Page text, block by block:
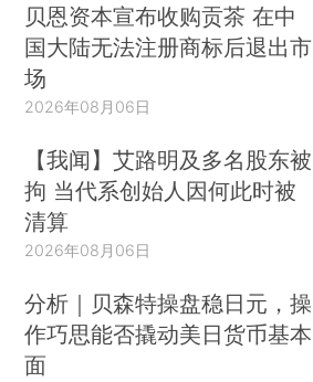
贝恩资本宣布收购贡茶 在中
国大陆无法注册商标后退出市
场
2026年08月06日
【我闻】艾路明及多名股东被
拘 当代系创始人因何此时被
清算
2026年08月06日
分析｜贝森特操盘稳日元，操
作巧思能否撬动美日货币基本
面